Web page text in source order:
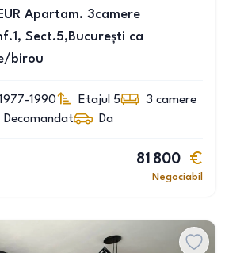
Apartam. 3camere
Sect.5,București ca
birou
1990 Etajul 5 3 camere
Decomandat
Da
81 800
Negociabil